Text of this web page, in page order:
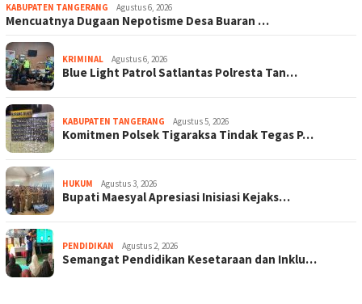
KABUPATEN TANGERANG Agustus 6, 2026
Mencuatnya Dugaan Nepotisme Desa Buaran …
KRIMINAL Agustus 6, 2026
Blue Light Patrol Satlantas Polresta Tan…
KABUPATEN TANGERANG Agustus 5, 2026
Komitmen Polsek Tigaraksa Tindak Tegas P…
HUKUM Agustus 3, 2026
Bupati Maesyal Apresiasi Inisiasi Kejaks…
PENDIDIKAN Agustus 2, 2026
Semangat Pendidikan Kesetaraan dan Inklu…